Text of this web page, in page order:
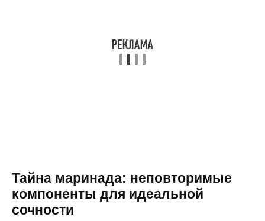
Тайна маринада: неповторимые
компоненты для идеальной
сочности